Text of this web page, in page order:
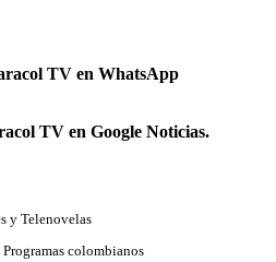
TV en WhatsApp
TV en Google Noticias.
y Telenovelas
Programas colombianos